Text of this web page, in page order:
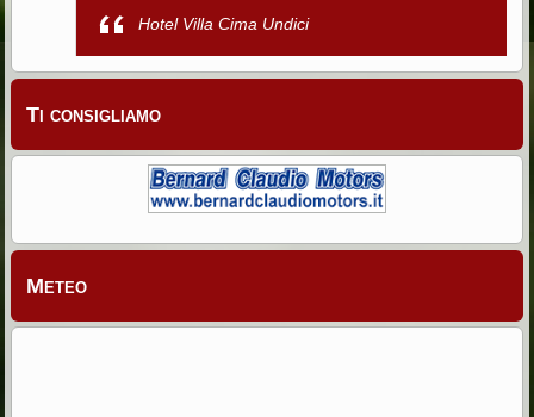
Hotel Villa Cima Undici
Ti consigliamo
Meteo